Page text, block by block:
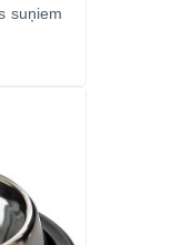
suņiem